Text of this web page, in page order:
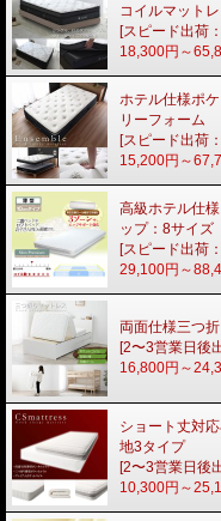
コイルマット
[スピード出荷
18,300円～
ホテル仕様ポ
リーフォーム
[スピード出荷
15,200円～
高級ホテル仕
ップ：8サイズ
[スピード出荷
29,100円～
両面仕様三つ
[2〜3営業日後
16,800円～
ショート丈対
地3タイプ
[2〜3営業日後
10,300円～